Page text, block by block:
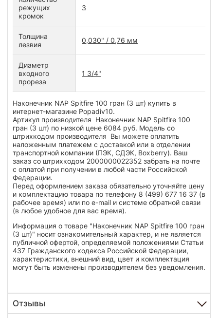
режущих
кромок
3
Толщина
лезвия
0,030" / 0,76 мм
Диаметр
входного
прореза
1 3/4"
Наконечник NAP Spitfire 100 гран (3 шт) купить в
интернет-магазине Popadiv10.
Артикул производителя Наконечник NAP Spitfire 100
гран (3 шт) по низкой цене 6084 руб. Модель со
штрихкодом производителя Вы можете оплатить
наложенным платежем с доставкой или в отделении
транспортной компании (ПЭК, СДЭК, Boxberry). Ваш
заказ со штрихкодом 2000000022352 забрать на почте
с оплатой при получении в любой части Российской
Федерации.
Перед оформлением заказа обязательно уточняйте цену
и комплектацию товара по телефону 8 (499) 677 16 37 (в
рабочее время) или по e-mail и системе обратной связи
(в любое удобное для вас время).
Информация о товаре "Наконечник NAP Spitfire 100 гран
(3 шт)" носит ознакомительный характер, и не является
публичной офертой, определяемой положениями Статьи
437 Гражданского кодекса Российской Федерации,
характеристики, внешний вид, цвет и комплектация
могут быть изменены производителем без уведомления.
Отзывы